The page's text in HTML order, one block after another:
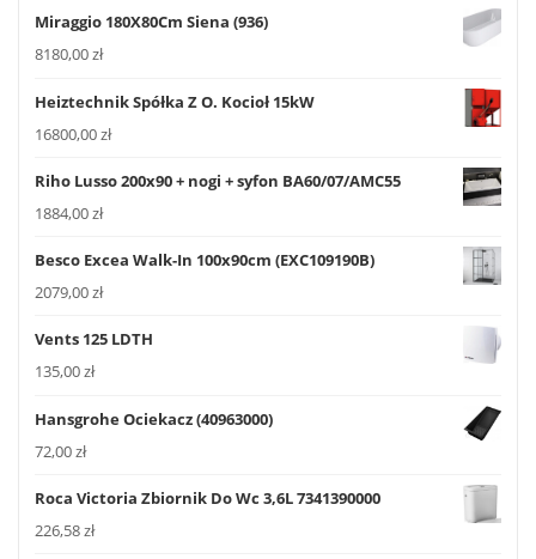
Miraggio 180X80Cm Siena (936)
8180,00zł
Heiztechnik Spółka Z O. Kocioł 15kW
16800,00zł
Riho Lusso 200x90 + nogi + syfon BA60/07/AMC55
1884,00zł
Besco Excea Walk-In 100x90cm (EXC109190B)
2079,00zł
Vents 125 LDTH
135,00zł
Hansgrohe Ociekacz (40963000)
72,00zł
Roca Victoria Zbiornik Do Wc 3,6L 7341390000
226,58zł